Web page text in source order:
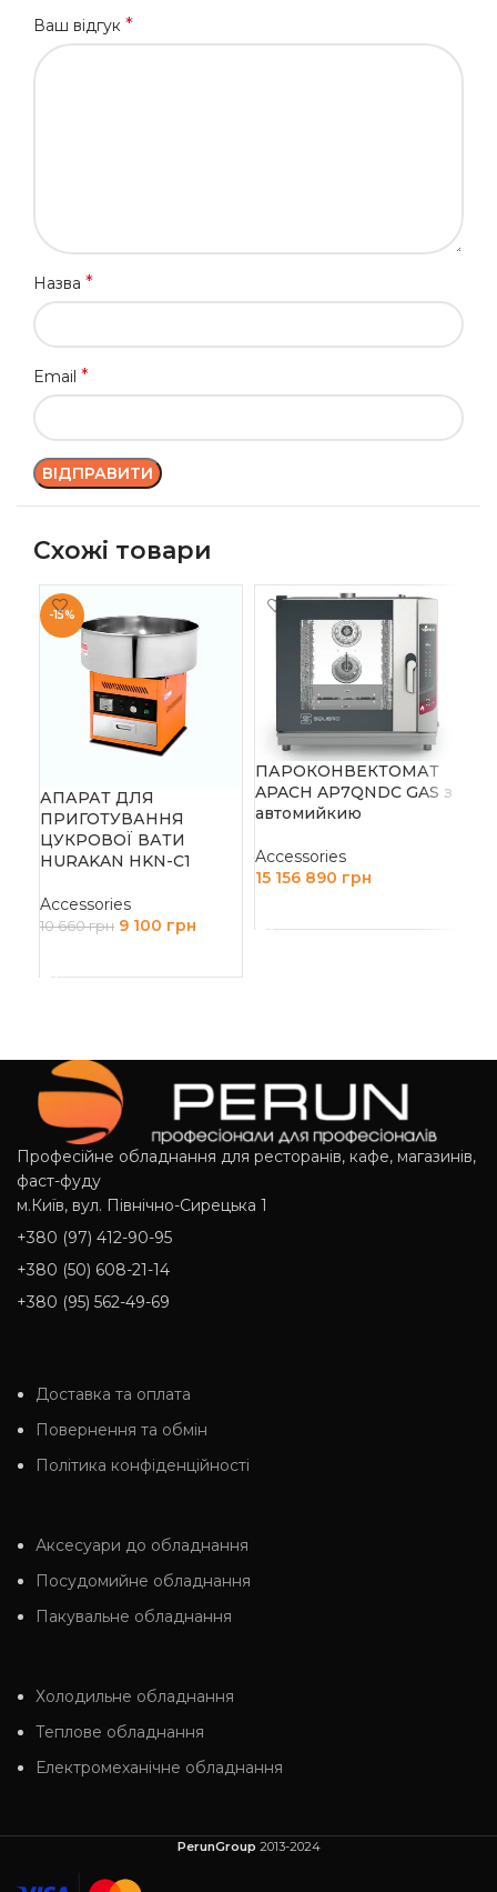
Ваш відгук *
Назва *
Email *
Схожі товари
-15%
АПАРАТ ДЛЯ
ПРИГОТУВАННЯ
ЦУКРОВОЇ ВАТИ
HURAKAN HKN-C1
Accessories
10 660грн 9 100 грн
ПАРОКОНВЕКТОМАТ
APACH AP7QNDC GAS з
автомийкию
Accessories
15 156 890 грн
Професійне обладнання для ресторанів, кафе, магазинів,
фаст-фуду
м.Київ, вул. Північно-Сирецька 1
+380 (97) 412-90-95
+380 (50) 608-21-14
+380 (95) 562-49-69
Доставка та оплата
Повернення та обмін
Політика конфіденційності
Аксесуари до обладнання
Посудомийне обладнання
Пакувальне обладнання
Холодильне обладнання
Теплове обладнання
Електромеханічне обладнання
PerunGroup 2013-2024